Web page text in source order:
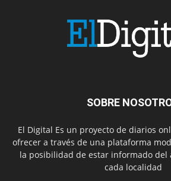
SOBRE
El Digital Es un proyecto de diarios
ofrecer a través de una plataforma
la posibilidad de estar informado del
cada localidad